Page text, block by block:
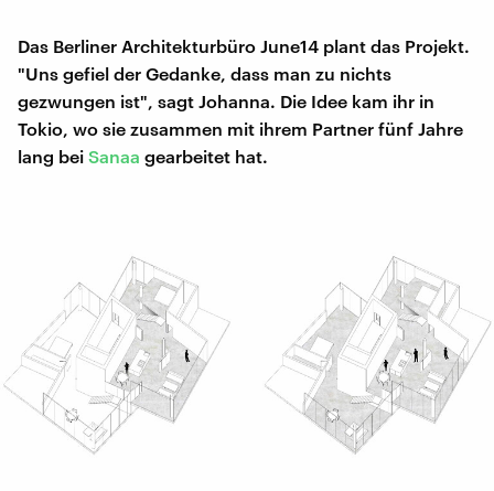
Das Berliner Architekturbüro June14 plant das Projekt.
"Uns gefiel der Gedanke, dass man zu nichts
gezwungen ist", sagt Johanna. Die Idee kam ihr in
Tokio, wo sie zusammen mit ihrem Partner fünf Jahre
lang bei Sanaa gearbeitet hat.